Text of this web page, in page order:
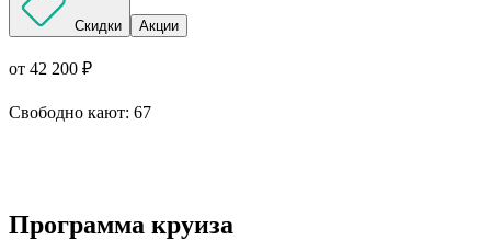
Скидки Акции
от 42 200 ₽
Свободно кают: 67
Программа круиза